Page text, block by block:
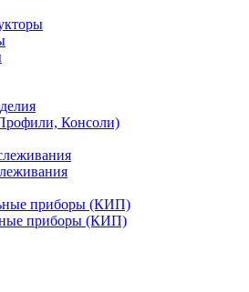
Консоли)
приборы (КИП)
приборы (КИП)